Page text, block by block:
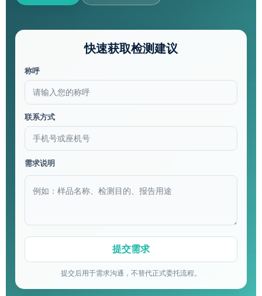
快速获取检测建议
称呼
联系方式
需求说明
提交后用于需求沟通，不替代正式委托流程。